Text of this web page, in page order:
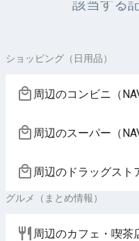
該当する
ショッピング（日用品）
周辺のコンビニ（
周辺のスーパー（
周辺のドラッグスト
グルメ（まとめ情報）
周辺のカフェ・喫茶